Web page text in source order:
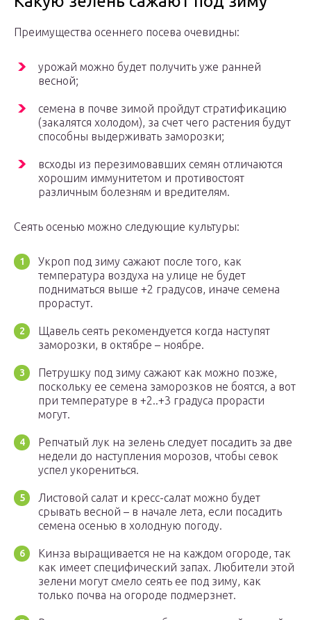
Преимущества осеннего посева очевидны:
урожай можно будет получить уже ранней
весной;
семена в почве зимой пройдут стратификацию
(закалятся холодом), за счет чего растения будут
способны выдерживать заморозки;
всходы из перезимовавших семян отличаются
хорошим иммунитетом и противостоят
различным болезням и вредителям.
Сеять осенью можно следующие культуры:
Укроп под зиму сажают после того, как
температура воздуха на улице не будет
подниматься выше +2 градусов, иначе семена
прорастут.
Щавель сеять рекомендуется когда наступят
заморозки, в октябре – ноябре.
Петрушку под зиму сажают как можно позже,
поскольку ее семена заморозков не боятся, а вот
при температуре в +2..+3 градуса прорасти
могут.
Репчатый лук на зелень следует посадить за две
недели до наступления морозов, чтобы севок
успел укорениться.
Листовой салат и кресс-салат можно будет
срывать весной – в начале лета, если посадить
семена осенью в холодную погоду.
Кинза выращивается не на каждом огороде, так
как имеет специфический запах. Любители этой
зелени могут смело сеять ее под зиму, как
только почва на огороде подмерзнет.